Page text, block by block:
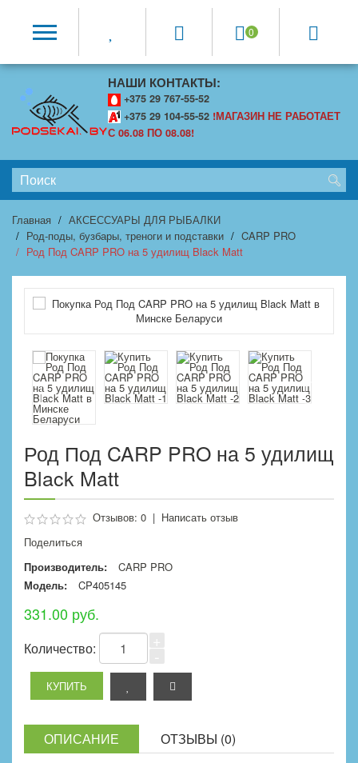
0
НАШИ КОНТАКТЫ:
+375 29 767-55-52
+375 29 104-55-52 !МАГАЗИН НЕ РАБОТАЕТ
С 06.08 ПО 08.08!
Главная
АКСЕССУАРЫ ДЛЯ РЫБАЛКИ
Род-поды, бузбары, треноги и подставки
CARP PRO
Род Под CARP PRO на 5 удилищ Black Matt
Род Под CARP PRO на 5 удилищ
Black Matt
Отзывов: 0 | Написать отзыв
Поделиться
Производитель:
CARP PRO
Модель:
CP405145
331.00 руб.
Количество:
ОПИСАНИЕ ОТЗЫВЫ (0)